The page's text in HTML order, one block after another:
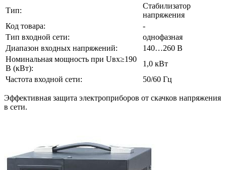
Тип:
Стабилизатор
напряжения
Код товара:
-
Тип входной сети:
однофазная
Диапазон входных напряжений:
140…260 В
Номинальная мощность при Uвх≥190
В (кВт):
1,0 кВт
Частота входной сети:
50/60 Гц
Эффективная защита электроприборов от скачков напряжения
в сети.